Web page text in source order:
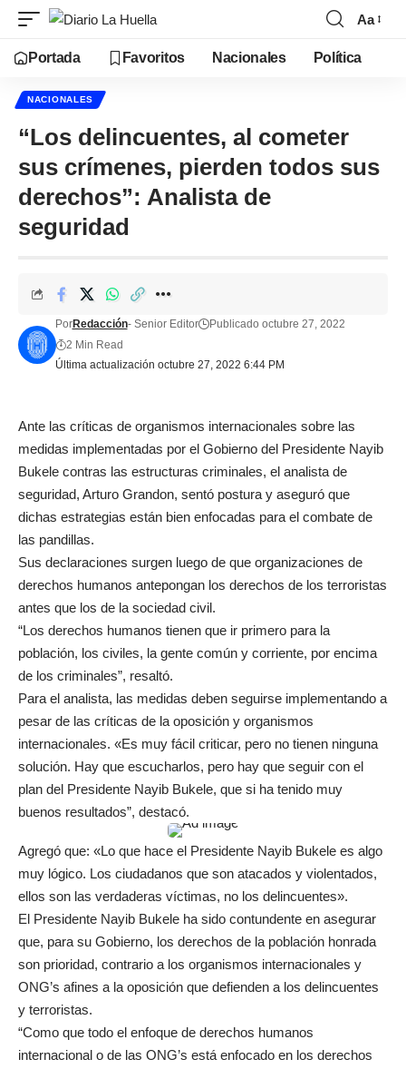
Aa
Portada Favoritos Nacionales Política
NACIONALES
“Los delincuentes, al cometer
sus crímenes, pierden todos sus
derechos”: Analista de
seguridad
Última actualización octubre 27, 2022 6:44 PM
PorRedacción- Senior Editor
Publicado octubre 27, 2022
2 Min Read
Ante las críticas de organismos internacionales sobre las
medidas implementadas por el Gobierno del Presidente Nayib
Bukele contras las estructuras criminales, el analista de
seguridad, Arturo Grandon, sentó postura y aseguró que
dichas estrategias están bien enfocadas para el combate de
las pandillas.
Sus declaraciones surgen luego de que organizaciones de
derechos humanos antepongan los derechos de los terroristas
antes que los de la sociedad civil.
“Los derechos humanos tienen que ir primero para la
población, los civiles, la gente común y corriente, por encima
de los criminales”, resaltó.
Para el analista, las medidas deben seguirse implementando a
pesar de las críticas de la oposición y organismos
internacionales. «Es muy fácil criticar, pero no tienen ninguna
solución. Hay que escucharlos, pero hay que seguir con el
plan del Presidente Nayib Bukele, que si ha tenido muy
buenos resultados”, destacó.
Agregó que: «Lo que hace el Presidente Nayib Bukele es algo
muy lógico. Los ciudadanos que son atacados y violentados,
ellos son las verdaderas víctimas, no los delincuentes».
El Presidente Nayib Bukele ha sido contundente en asegurar
que, para su Gobierno, los derechos de la población honrada
son prioridad, contrario a los organismos internacionales y
ONG’s afines a la oposición que defienden a los delincuentes
y terroristas.
“Como que todo el enfoque de derechos humanos
internacional o de las ONG’s está enfocado en los derechos